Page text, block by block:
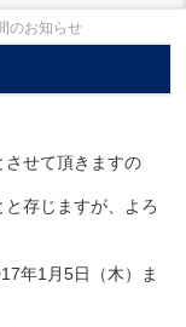
のお知らせ
させて頂きますの
存じますが、よろ
年1月5日（木）ま